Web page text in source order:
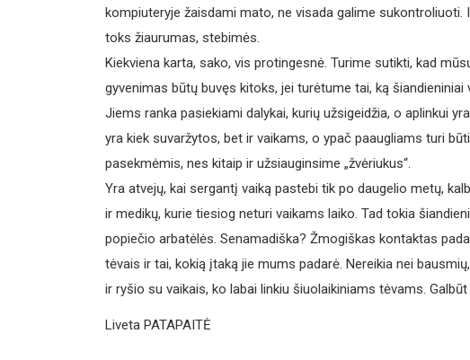
kompiuteryje žaisdami mato, ne visada galime sukontroliuoti.
toks žiaurumas, stebimės.
Kiekviena karta, sako, vis protingesnė. Turime sutikti, kad
gyvenimas būtų buvęs kitoks, jei turėtume tai, ką šiandieniniai
Jiems ranka pasiekiami dalykai, kurių užsigeidžia, o aplinkui
yra kiek suvaržytos, bet ir vaikams, o ypač paaugliams turi
pasekmėmis, nes kitaip ir užsiauginsime „žvėriukus“.
Yra atvejų, kai sergantį vaiką pastebi tik po daugelio metų,
ir medikų, kurie tiesiog neturi vaikams laiko. Tad tokia
popiečio arbatėlės. Senamadiška? Žmogiškas kontaktas
tėvais ir tai, kokią įtaką jie mums padarė. Nereikia nei
ir ryšio su vaikais, ko labai linkiu šiuolaikiniams tėvams.
Liveta PATAPAITĖ